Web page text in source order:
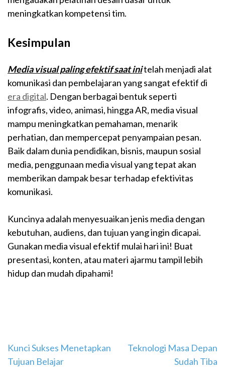
meningkatkan kompetensi tim.
Kesimpulan
Media visual paling efektif saat initelah menjadi alat
komunikasi dan pembelajaran yang sangat efektif di
era digital. Dengan berbagai bentuk seperti
infografis, video, animasi, hingga AR, media visual
mampu meningkatkan pemahaman, menarik
perhatian, dan mempercepat penyampaian pesan.
Baik dalam dunia pendidikan, bisnis, maupun sosial
media, penggunaan media visual yang tepat akan
memberikan dampak besar terhadap efektivitas
komunikasi.
Kuncinya adalah menyesuaikan jenis media dengan
kebutuhan, audiens, dan tujuan yang ingin dicapai.
Gunakan media visual efektif mulai hari ini! Buat
presentasi, konten, atau materi ajarmu tampil lebih
hidup dan mudah dipahami!
Navigasi
pos
Kunci Sukses Menetapkan
Tujuan Belajar
Teknologi Masa Depan
Sudah Tiba